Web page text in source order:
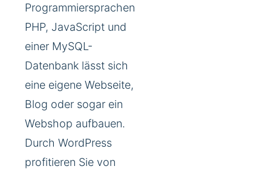
Programmiersprachen
PHP, JavaScript und
einer MySQL-
Datenbank lässt sich
eine eigene Webseite,
Blog oder sogar ein
Webshop aufbauen.
Durch WordPress
profitieren Sie von